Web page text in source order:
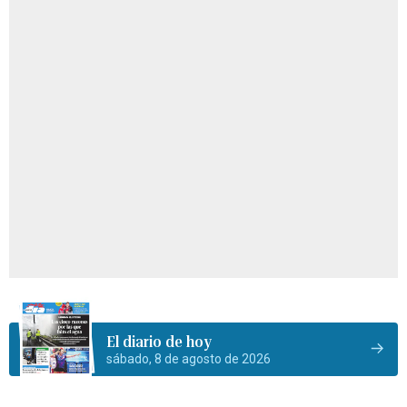
El diario de hoy
sábado, 8 de agosto de 2026